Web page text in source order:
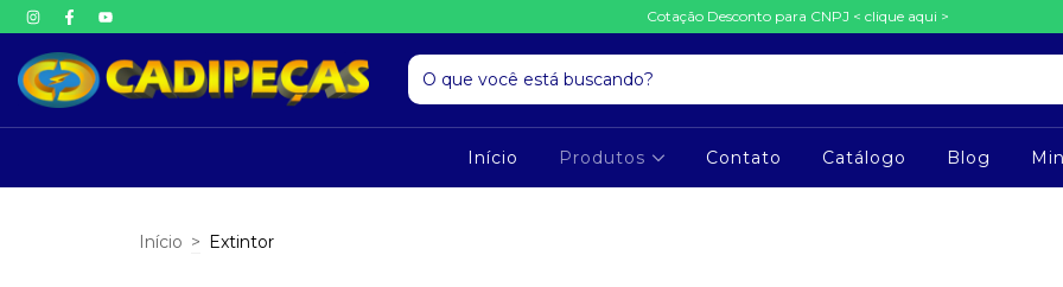
Cotação Desconto para CNPJ < clique aqui >
Início Produtos Contato Catálogo Blog
Início > Extintor